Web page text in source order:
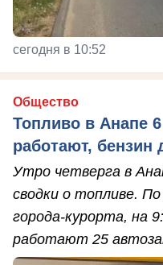
сегодня в 10:52
Общество
Топливо в Анапе
работают, бензин
Утро четверга в
сводки о топливе.
города-курорта, на
работают 25